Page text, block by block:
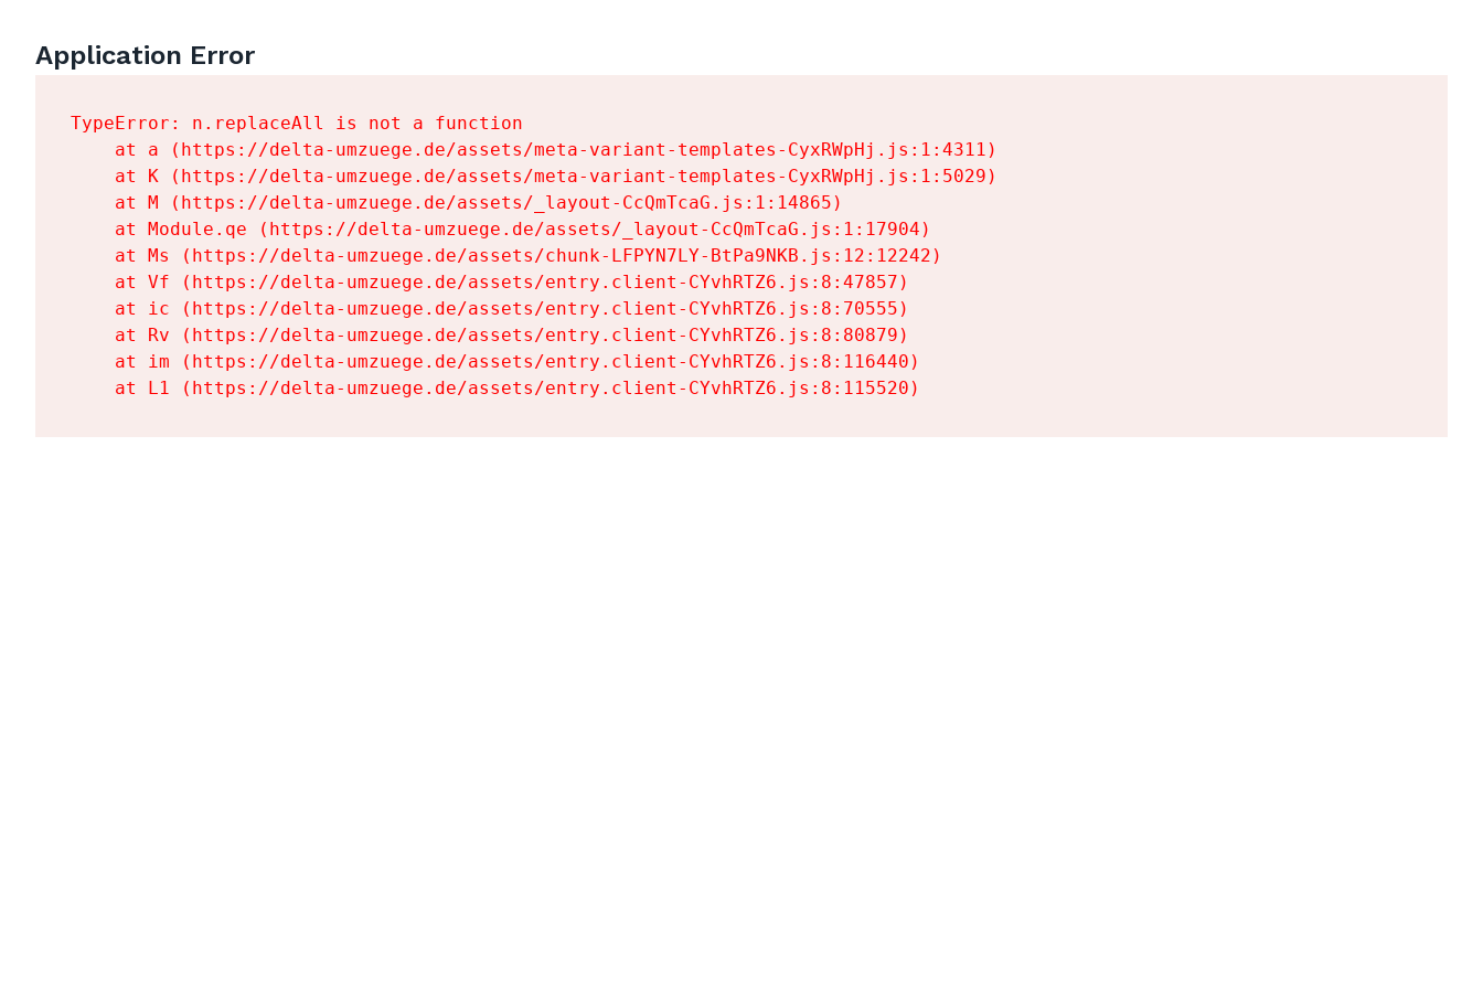
Application Error
TypeError: n.replaceAll is not a function
    at a (https://delta-umzuege.de/assets/meta-variant-templates-CyxRWpHj.js:1:4311)
    at K (https://delta-umzuege.de/assets/meta-variant-templates-CyxRWpHj.js:1:5029)
    at M (https://delta-umzuege.de/assets/_layout-CcQmTcaG.js:1:14865)
    at Module.qe (https://delta-umzuege.de/assets/_layout-CcQmTcaG.js:1:17904)
    at Ms (https://delta-umzuege.de/assets/chunk-LFPYN7LY-BtPa9NKB.js:12:12242)
    at Vf (https://delta-umzuege.de/assets/entry.client-CYvhRTZ6.js:8:47857)
    at ic (https://delta-umzuege.de/assets/entry.client-CYvhRTZ6.js:8:70555)
    at Rv (https://delta-umzuege.de/assets/entry.client-CYvhRTZ6.js:8:80879)
    at im (https://delta-umzuege.de/assets/entry.client-CYvhRTZ6.js:8:116440)
    at L1 (https://delta-umzuege.de/assets/entry.client-CYvhRTZ6.js:8:115520)